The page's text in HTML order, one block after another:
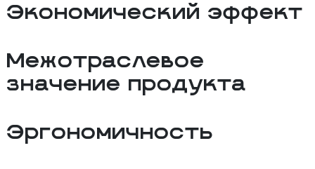
Экономический эффект
Межотраслевое
значение продукта
Эргономичность